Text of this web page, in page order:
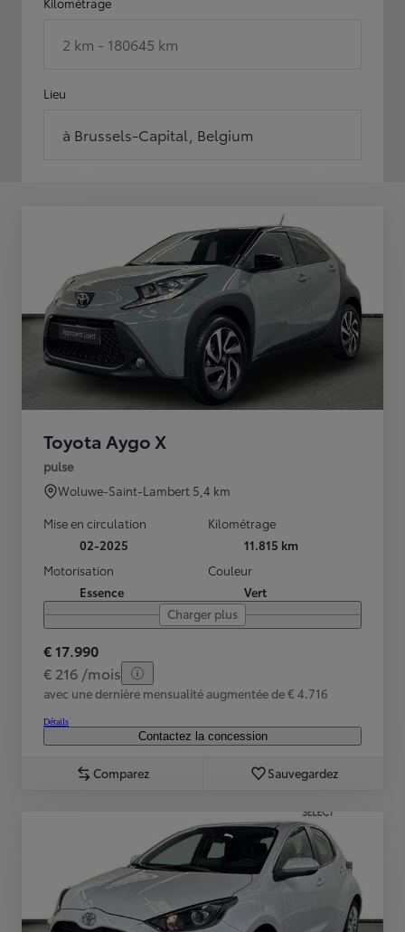
2 km - 180645 km
Lieu
à Brussels-Capital, Belgium
Toyota Aygo X
pulse
Woluwe-Saint-Lambert 5,4 km
Mise en circulation
02-2025
Kilométrage
11.815 km
Motorisation
Essence
Couleur
Vert
Charger plus
€ 17.990
€ 216 /mois
avec une dernière mensualité augmentée de € 4.716
Détails
Contactez la concession
Comparez Sauvegardez